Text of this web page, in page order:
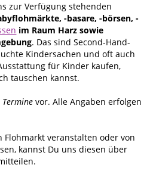
zur Verfügung stehenden
-basare, -börsen, -
im Raum Harz sowie
. Das sind Second-Hand-
Kindersachen und oft auch
für Kinder kaufen,
tauschen kannst.
vor. Alle Angaben erfolgen
Flohmarkt veranstalten oder von
kannst Du uns diesen über